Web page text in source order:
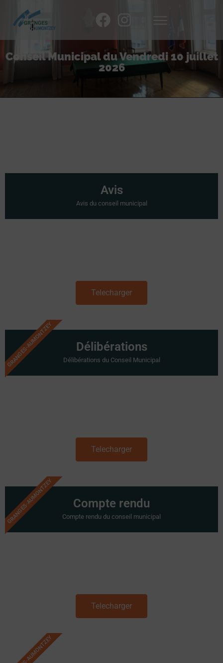
Conseil Municipal du Vendredi 10 juillet
2026
Avis
Avis du conseil municipal
Telecharger
GRANGES-AUMONTZEY Délibérations
Délibérations du Conseil Municipal
Telecharger
GRANGES-AUMONTZEY Compte rendu
Compte rendu du conseil municipal
Telecharger